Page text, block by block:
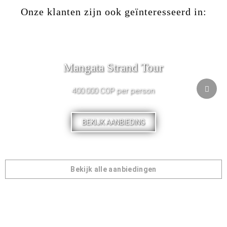
Onze klanten zijn ook geïnteresseerd in:
Mangata Strand Tour
400.000 COP per person
BEKIJK AANBIEDING
Bekijk alle aanbiedingen